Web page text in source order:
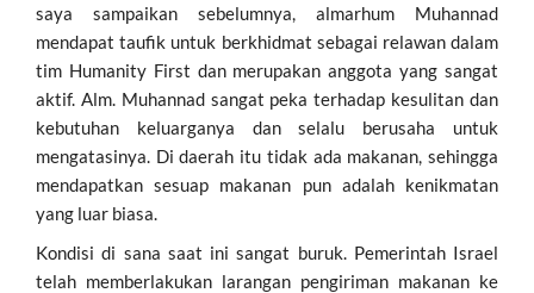
saya sampaikan sebelumnya, almarhum Muhannad
mendapat taufik untuk berkhidmat sebagai relawan dalam
tim Humanity First dan merupakan anggota yang sangat
aktif. Alm. Muhannad sangat peka terhadap kesulitan dan
kebutuhan keluarganya dan selalu berusaha untuk
mengatasinya. Di daerah itu tidak ada makanan, sehingga
mendapatkan sesuap makanan pun adalah kenikmatan
yang luar biasa.
Kondisi di sana saat ini sangat buruk. Pemerintah Israel
telah memberlakukan larangan pengiriman makanan ke